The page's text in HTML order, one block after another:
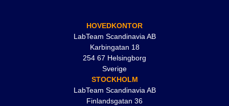
HOVEDKONTOR
LabTeam Scandinavia AB
Karbingatan 18
254 67 Helsingborg
Sverige
STOCKHOLM
LabTeam Scandinavia AB
Finlandsgatan 36